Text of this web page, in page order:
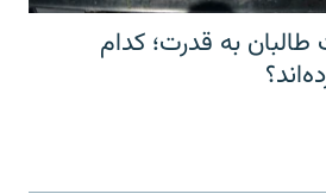
به قدرت؛ کدام